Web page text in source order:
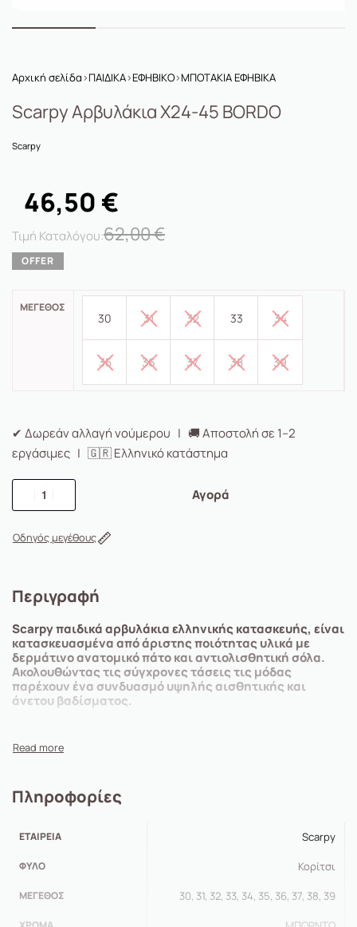
Αρχική σελίδα›ΠΑΙΔΙΚΑ›ΕΦΗΒΙΚΟ›ΜΠΟΤΑΚΙΑ ΕΦΗΒΙΚΑ
Scarpy Αρβυλάκια X24-45 BORDO
Scarpy
62,00€
46,50 €
ΜΈΓΕΘΟΣ
30 31 32 33 34
35 36 37 38 39
✔ Δωρεάν αλλαγή νούμερου | 🚚 Αποστολή σε 1–2
εργάσιμες | 🇬🇷 Ελληνικό κατάστημα
Αγορά
Οδηγός μεγέθους
Περιγραφή
Scarpy παιδικά αρβυλάκια ελληνικής κατασκευής, είναι
κατασκευασμένα από άριστης ποιότητας υλικά με
δερμάτινο ανατομικό πάτο και αντιολισθητική σόλα.
Ακολουθώντας τις σύγχρονες τάσεις τις μόδας
παρέχουν ένα συνδυασμό υψηλής αισθητικής και
άνετου βαδίσματος.
Πληροφορίες
ΕΤΑΙΡΕΊΑ Scarpy
ΦΎΛΟ Κορίτσι
ΜΈΓΕΘΟΣ 30, 31, 32, 33, 34, 35, 36, 37, 38, 39